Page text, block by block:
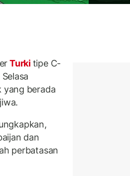
Turki tipe C-
yang berada
dan
perbatasan